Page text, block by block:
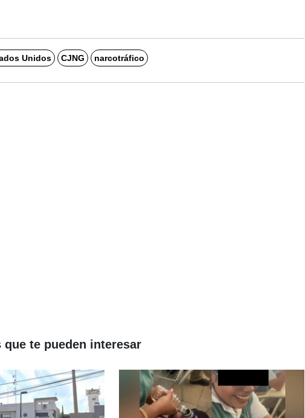
Unidos CJNG narcotráfico
te pueden interesar